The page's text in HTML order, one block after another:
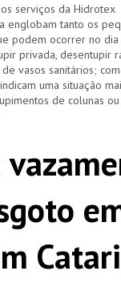
serviços da Hidrotex
englobam tanto os
podem ocorrer no dia
privada, desentupir
vasos sanitários;
uma situação
de colunas